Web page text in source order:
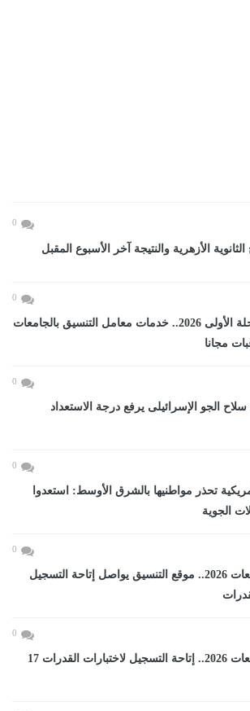
0
الثانوية الأزهرية والنتيجة آخر الأسبوع المقبل
0
تنسيق المرحلة الأولى 2026.. خدمات معامل التنسيق بالجامعات
مجانا
0
الجو الإسرائيلى يرفع درجة الاستعداد
0
تحذر مواطنيها بالشرق الأوسط: استعدوا
الجوية
0
تنسيق الجامعات 2026.. موقع التنسيق يواصل إتاحة التسجيل
0
تنسيق الجامعات 2026.. إتاحة التسجيل لاختبارات القدرات 17